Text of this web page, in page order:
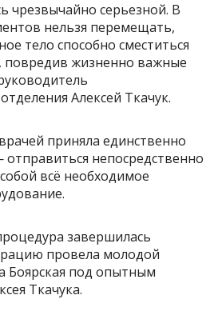
чрезвычайно серьезной. В
нельзя перемещать,
тело способно сместиться
повредив жизненно важные
Алексей Ткачук.
приняла единственно
непосредственно
всё необходимое
завершилась
провела молодой
Боярская под опытным
Ткачука.